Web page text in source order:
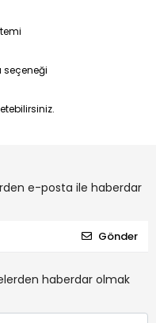
seçeneği
e-posta ile haberdar
Gönder
haberdar olmak